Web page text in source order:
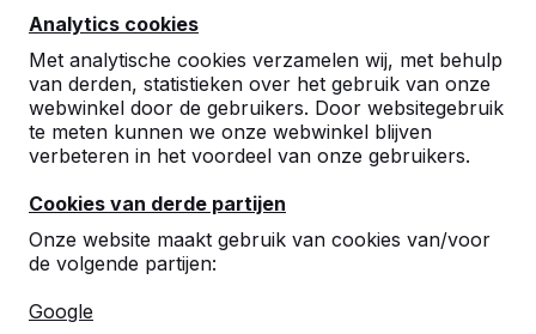
Analytics cookies
Met analytische cookies verzamelen wij, met behulp
van derden, statistieken over het gebruik van onze
webwinkel door de gebruikers. Door websitegebruik
te meten kunnen we onze webwinkel blijven
verbeteren in het voordeel van onze gebruikers.
Cookies van derde partijen
Onze website maakt gebruik van cookies van/voor
de volgende partijen:
Google
Betonnen tafeltennistafels,
bankjes en speltafels.
robuuste spel- en speeltafels.
Bekijk onze tafels -->